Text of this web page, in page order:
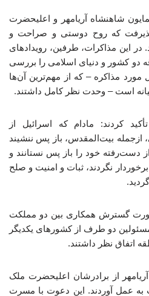
شاهنشاه آریامهر و اعلیحضرت
که روح دوستی و صراحت و
در این مذاکرات، طرفین، رویدادهای
دو کشور و دنیای اسلامی را بررسی
مذاکره – که از مهم‌ترین آن‌ها
است – وحدت نظر کامل داشتند.
کردند: مادام که اسرائیل از
بیت‌المقدس، باز پس ننشیند
خود را باز پس نستانند و
نگردند، ثبات و امنیت و صلح
گسترش همکاری بین دو مملکت
مسئولین دو طرف از کشورهای یکدیگر
اتفاق نظر داشتند.
از برادرشان اعلیحضرت ملک
به عمل آوردند. این دعوت با مسرت